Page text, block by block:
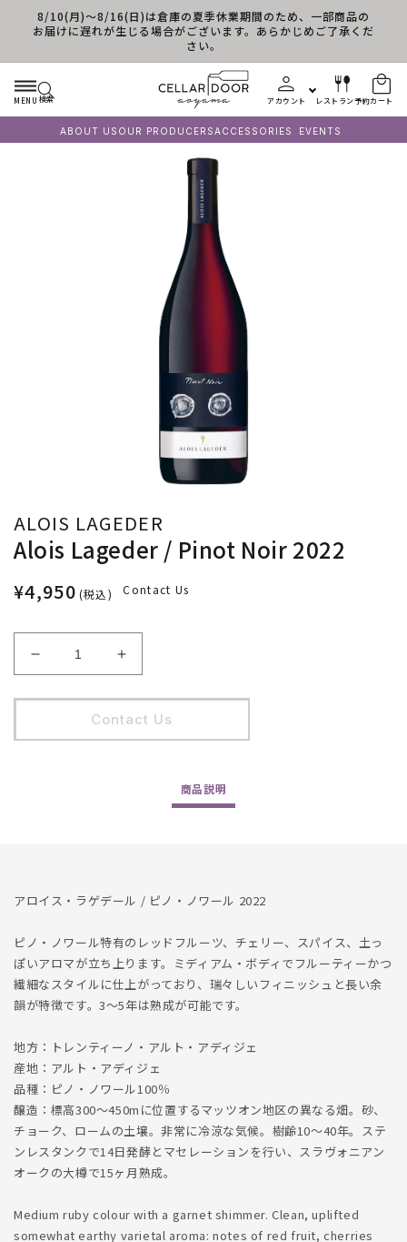
コンテンツに進む
8/10(月)～8/16(日)は倉庫の夏季休業期間のため、一部商品の
お届けに遅れが生じる場合がございます。あらかじめご了承くだ
さい。
MENU 検索 アカウント レストラン予約カート
ABOUT US OUR PRODUCERSACCESSORIES EVENTS
ALOIS LAGEDER
Alois Lageder / Pinot Noir 2022
¥4,950 (税込) Contact Us
Lageder
/
Noir
す
Alois
Lageder
/
Pinot
Noir
す
Contact Us
商品説明
アロイス・ラゲデール / ピノ・ノワール 2022
ピノ・ノワール特有のレッドフルーツ、チェリー、スパイス、土っ
ぽいアロマが立ち上ります。ミディアム・ボディでフルーティーかつ
繊細なスタイルに仕上がっており、瑞々しいフィニッシュと長い余
韻が特徴です。3～5年は熟成が可能です。
地方：トレンティーノ・アルト・アディジェ
産地：アルト・アディジェ
品種：ピノ・ノワール100％
醸造：標高300～450mに位置するマッツオン地区の異なる畑。砂、
チョーク、ロームの土壌。非常に冷涼な気候。樹齢10～40年。ステ
ンレスタンクで14日発酵とマセレーションを行い、スラヴォニアン
オークの大樽で15ヶ月熟成。
Medium ruby colour with a garnet shimmer. Clean, uplifted
somewhat earthy varietal aroma: notes of red fruit, cherries